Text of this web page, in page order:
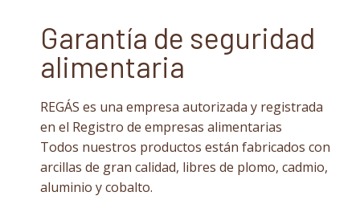
Garantía de seguridad
alimentaria
REGÁS es una empresa autorizada y registrada
en el Registro de empresas alimentarias
Todos nuestros productos están fabricados con
arcillas de gran calidad, libres de plomo, cadmio,
aluminio y cobalto.